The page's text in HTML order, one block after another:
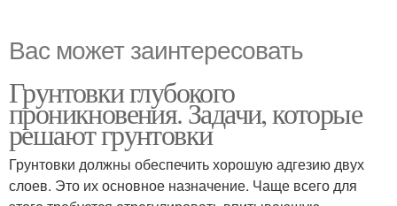
Вас может заинтересовать
Грунтовки глубокого
проникновения. Задачи, которые
решают грунтовки
Грунтовки должны обеспечить хорошую адгезию двух
слоев. Это их основное назначение. Чаще всего для